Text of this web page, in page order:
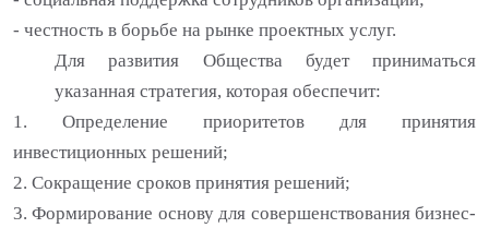
- честность в борьбе на рынке проектных услуг.
Для развития Общества будет приниматься
указанная стратегия, которая обеспечит:
1. Определение приоритетов для принятия
инвестиционных решений;
2. Сокращение сроков принятия решений;
3. Формирование основу для совершенствования бизнес-